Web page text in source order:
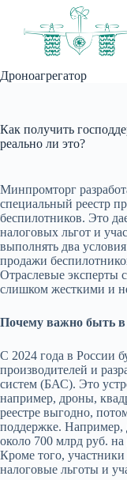
Дроноагрегатор
Как получить
реально ли это?
Минпромторг
специальный реестр
беспилотников. Это
налоговых льгот и
выполнять два
продажи
Отраслевые эксперты
слишком жесткими и
Почему важно быть в
С 2024 года в России
производителей и
систем (БАС). Это
например, дроны,
реестре выгодно,
поддержке. Например,
около 700 млрд руб.
Кроме того, участники
налоговые льготы и